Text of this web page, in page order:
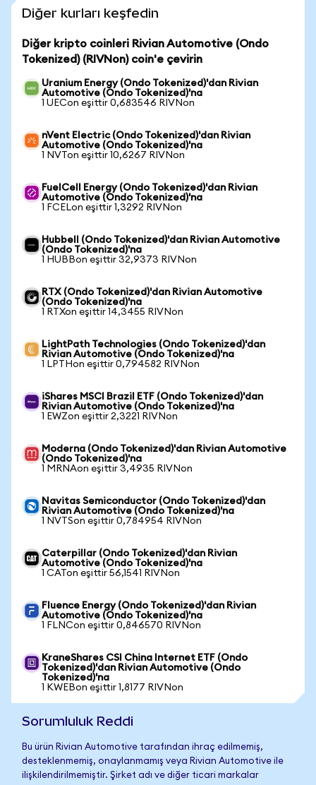
Diğer kurları keşfedin
Diğer kripto coinleri Rivian Automotive (Ondo
Tokenized) (RIVNon) coin'e çevirin
Uranium Energy (Ondo Tokenized)'dan Rivian
Automotive (Ondo Tokenized)'na
1 UECon eşittir 0,683546 RIVNon
nVent Electric (Ondo Tokenized)'dan Rivian
Automotive (Ondo Tokenized)'na
1 NVTon eşittir 10,6267 RIVNon
FuelCell Energy (Ondo Tokenized)'dan Rivian
Automotive (Ondo Tokenized)'na
1 FCELon eşittir 1,3292 RIVNon
Hubbell (Ondo Tokenized)'dan Rivian Automotive
(Ondo Tokenized)'na
1 HUBBon eşittir 32,9373 RIVNon
RTX (Ondo Tokenized)'dan Rivian Automotive
(Ondo Tokenized)'na
1 RTXon eşittir 14,3455 RIVNon
LightPath Technologies (Ondo Tokenized)'dan
Rivian Automotive (Ondo Tokenized)'na
1 LPTHon eşittir 0,794582 RIVNon
iShares MSCI Brazil ETF (Ondo Tokenized)'dan
Rivian Automotive (Ondo Tokenized)'na
1 EWZon eşittir 2,3221 RIVNon
Moderna (Ondo Tokenized)'dan Rivian Automotive
(Ondo Tokenized)'na
1 MRNAon eşittir 3,4935 RIVNon
Navitas Semiconductor (Ondo Tokenized)'dan
Rivian Automotive (Ondo Tokenized)'na
1 NVTSon eşittir 0,784954 RIVNon
Caterpillar (Ondo Tokenized)'dan Rivian
Automotive (Ondo Tokenized)'na
1 CATon eşittir 56,1541 RIVNon
Fluence Energy (Ondo Tokenized)'dan Rivian
Automotive (Ondo Tokenized)'na
1 FLNCon eşittir 0,846570 RIVNon
KraneShares CSI China Internet ETF (Ondo
Tokenized)'dan Rivian Automotive (Ondo
Tokenized)'na
1 KWEBon eşittir 1,8177 RIVNon
Sorumluluk Reddi
Bu ürün Rivian Automotive tarafından ihraç edilmemiş,
desteklenmemiş, onaylanmamış veya Rivian Automotive ile
ilişkilendirilmemiştir. Şirket adı ve diğer ticari markalar